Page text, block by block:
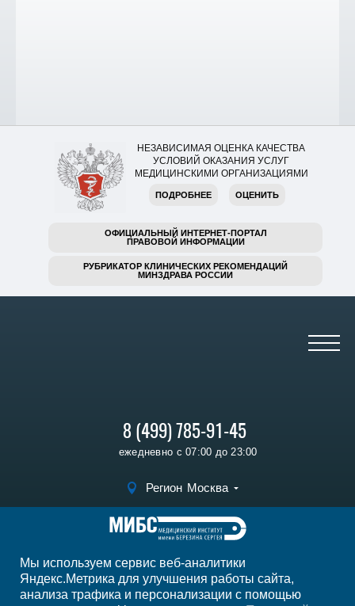
НЕЗАВИСИМАЯ ОЦЕНКА КАЧЕСТВА
УСЛОВИЙ ОКАЗАНИЯ УСЛУГ
МЕДИЦИНСКИМИ ОРГАНИЗАЦИЯМИ
ПОДРОБНЕЕ ОЦЕНИТЬ
ОФИЦИАЛЬНЫЙ ИНТЕРНЕТ-ПОРТАЛ
ПРАВОВОЙ ИНФОРМАЦИИ
РУБРИКАТОР КЛИНИЧЕСКИХ РЕКОМЕНДАЦИЙ
МИНЗДРАВА РОССИИ
8 (499) 785-91-45
ежедневно с 07:00 до 23:00
Регион Москва
Записаться на
прием
Мы в социальных сетях
Мы используем сервис веб-аналитики
Яндекс.Метрика для улучшения работы сайта,
анализа трафика и персонализации с помощью